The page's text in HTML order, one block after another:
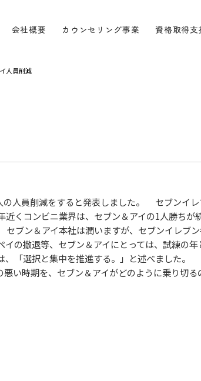
会社概要 カウンセリング事業 資格取得支
人員削減
人員削減をすると発表しました。 セブンイ
くコンビニ業界は、セブン＆アイの1人勝ち
ブン＆アイ本社は潤いますが、セブンイレブ
の撤退等、セブン＆アイにとっては、試練
「選択と集中を推進する。」と述べました
い時期を、セブン＆アイがどのように乗り切る